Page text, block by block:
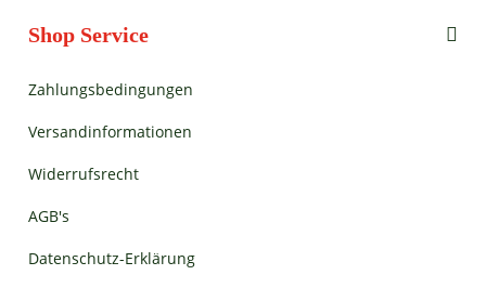
Shop Service
Zahlungsbedingungen
Versandinformationen
Widerrufsrecht
AGB's
Datenschutz-Erklärung